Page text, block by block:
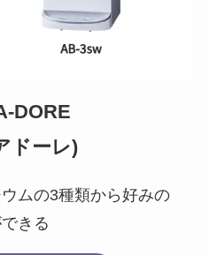
DORE
ドーレ)
ムの3種類から好みの
きる